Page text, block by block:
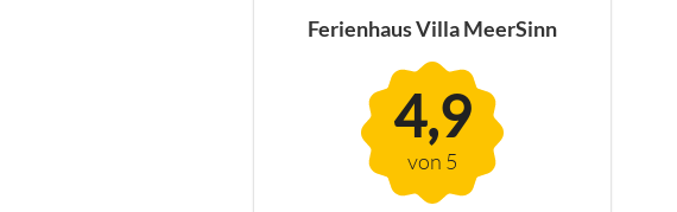
Ferienhaus Villa MeerSinn
4,9
von 5